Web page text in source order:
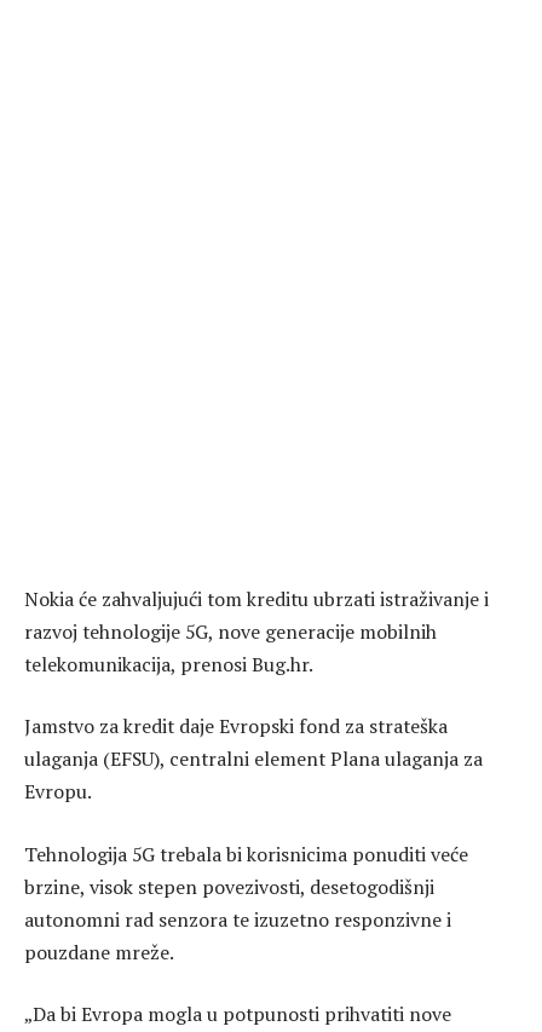
Nokia će zahvaljujući tom kreditu ubrzati istraživanje i
razvoj tehnologije 5G, nove generacije mobilnih
telekomunikacija, prenosi Bug.hr.
Jamstvo za kredit daje Evropski fond za strateška
ulaganja (EFSU), centralni element Plana ulaganja za
Evropu.
Tehnologija 5G trebala bi korisnicima ponuditi veće
brzine, visok stepen povezivosti, desetogodišnji
autonomni rad senzora te izuzetno responzivne i
pouzdane mreže.
„Da bi Evropa mogla u potpunosti prihvatiti nove